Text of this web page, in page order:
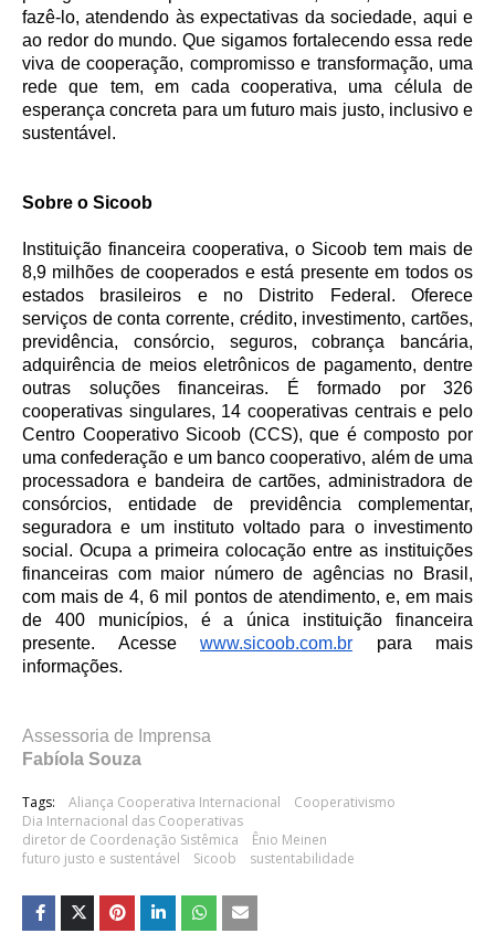
fazê-lo, atendendo às expectativas da sociedade, aqui e
ao redor do mundo. Que sigamos fortalecendo essa rede
viva de cooperação, compromisso e transformação, uma
rede que tem, em cada cooperativa, uma célula de
esperança concreta para um futuro mais justo, inclusivo e
sustentável.
Sobre o Sicoob
Instituição financeira cooperativa, o Sicoob tem mais de
8,9 milhões de cooperados e está presente em todos os
estados brasileiros e no Distrito Federal. Oferece
serviços de conta corrente, crédito, investimento, cartões,
previdência, consórcio, seguros, cobrança bancária,
adquirência de meios eletrônicos de pagamento, dentre
outras soluções financeiras. É formado por 326
cooperativas singulares, 14 cooperativas centrais e pelo
Centro Cooperativo Sicoob (CCS), que é composto por
uma confederação e um banco cooperativo, além de uma
processadora e bandeira de cartões, administradora de
consórcios, entidade de previdência complementar,
seguradora e um instituto voltado para o investimento
social. Ocupa a primeira colocação entre as instituições
financeiras com maior número de agências no Brasil,
com mais de 4, 6 mil pontos de atendimento, e, em mais
de 400 municípios, é a única instituição financeira
presente. Acesse www.sicoob.com.br para mais
informações.
Assessoria de Imprensa
Fabíola Souza
Tags: Aliança Cooperativa Internacional
Cooperativismo
Dia Internacional das Cooperativas
diretor de Coordenação Sistêmica
Ênio Meinen
futuro justo e sustentável
Sicoob sustentabilidade